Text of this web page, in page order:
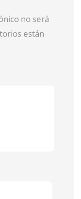
no será
están